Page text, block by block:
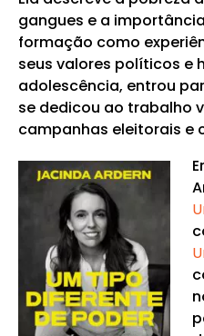
gangues e a
formação como
seus valores políticos e
adolescência, entrou
se dedicou ao trabalho
campanhas eleitorais e